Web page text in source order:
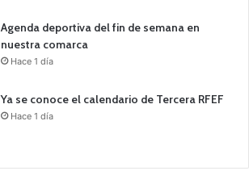
Agenda deportiva del fin de semana en
nuestra comarca
Hace 1 día
Ya se conoce el calendario de Tercera RFEF
Hace 1 día